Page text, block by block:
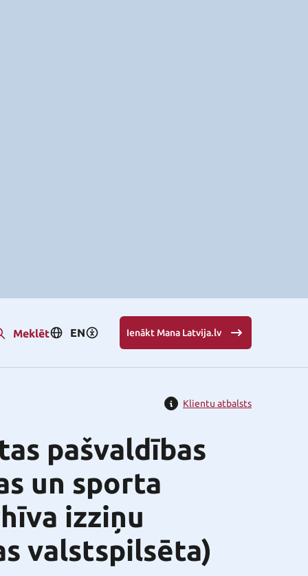
Meklēt EN Ienākt Mana Latvija.lv
Klientu atbalsts
pašvaldības
un sporta
izziņu
valstspilsēta)